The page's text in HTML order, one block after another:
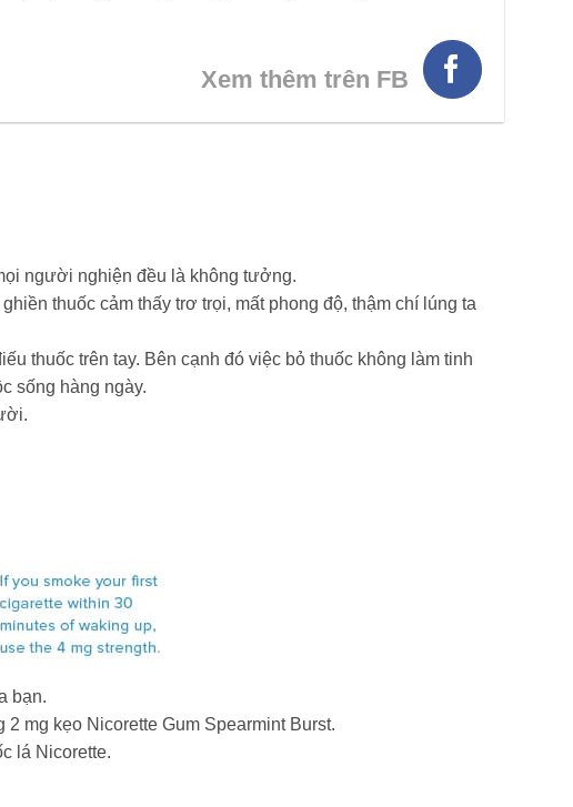
Xem thêm trên FB
người nghiện đều là không tưởng.
thuốc cảm thấy trơ trọi, mất phong độ, thậm chí lúng ta
thuốc trên tay. Bên cạnh đó việc bỏ thuốc không làm tinh
sống hàng ngày.
bạn.
mg kẹo Nicorette Gum Spearmint Burst.
lá Nicorette.